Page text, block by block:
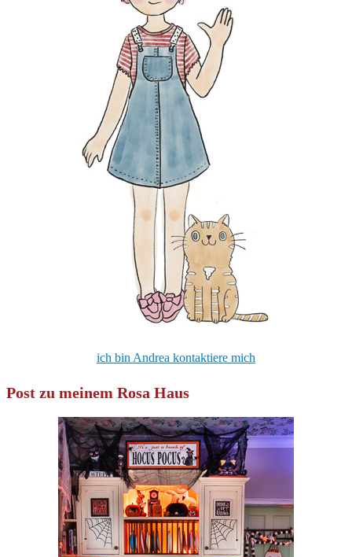
ich bin Andrea kontaktiere mich
Post zu meinem Rosa Haus